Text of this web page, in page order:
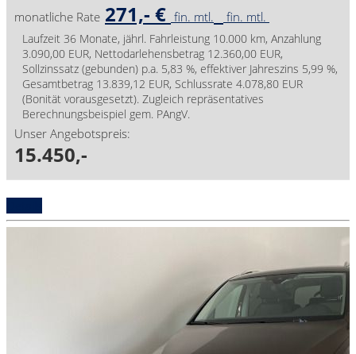
monatliche Rate 271,- € fin. mtl. fin. mtl.
Laufzeit 36 Monate, jährl. Fahrleistung 10.000 km, Anzahlung
3.090,00 EUR, Nettodarlehensbetrag 12.360,00 EUR,
Sollzinssatz (gebunden) p.a. 5,83 %, effektiver Jahreszins 5,99 %,
Gesamtbetrag 13.839,12 EUR, Schlussrate 4.078,80 EUR
(Bonität vorausgesetzt). Zugleich repräsentatives
Berechnungsbeispiel gem. PAngV.
Unser Angebotspreis:
15.450,-